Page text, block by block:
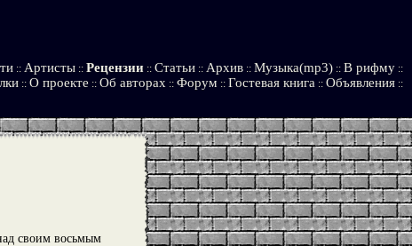
:: Артисты :: Рецензии :: Статьи :: Архив :: Музыка(mp3) :: В рифму ::
:: О проекте :: Об авторах :: Форум :: Гостевая книга :: Объявления ::
своим восьмым